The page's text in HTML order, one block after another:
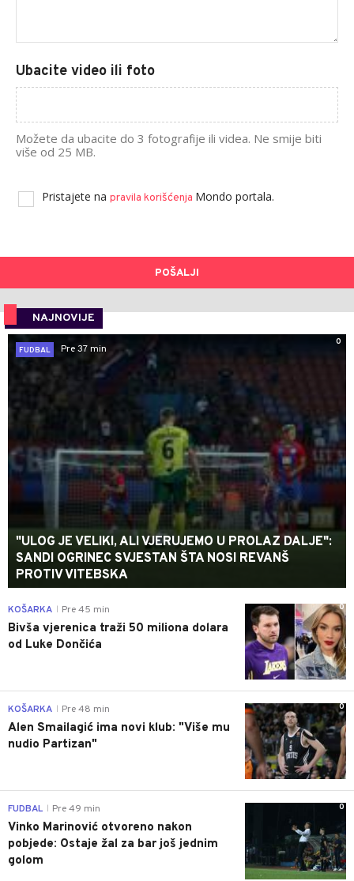
Ubacite video ili foto
Možete da ubacite do 3 fotografije ili videa. Ne smije biti
više od 25 MB.
Pristajete na pravila korišćenja Mondo portala.
POŠALJI
NAJNOVIJE
0
FUDBAL
Pre 37 min
"ULOG JE VELIKI, ALI VJERUJEMO U PROLAZ DALJE":
SANDI OGRINEC SVJESTAN ŠTA NOSI REVANŠ
PROTIV VITEBSKA
0
KOŠARKA Pre 45 min
Bivša vjerenica traži 50 miliona dolara
od Luke Dončića
0
KOŠARKA Pre 48 min
Alen Smailagić ima novi klub: "Više mu
nudio Partizan"
0
FUDBAL Pre 49 min
Vinko Marinović otvoreno nakon
pobjede: Ostaje žal za bar još jednim
golom